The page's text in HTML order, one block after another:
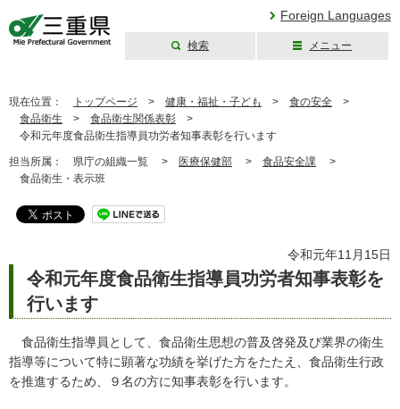
Foreign Languages
検索 メニュー
現在位置： トップページ > 健康・福祉・子ども > 食の安全 >
食品衛生 > 食品衛生関係表彰 >
令和元年度食品衛生指導員功労者知事表彰を行います
担当所属： 県庁の組織一覧 > 医療保健部 > 食品安全課 >
食品衛生・表示班
令和元年11月15日
令和元年度食品衛生指導員功労者知事表彰を
行います
食品衛生指導員として、食品衛生思想の普及啓発及び業界の衛生
指導等について特に顕著な功績を挙げた方をたたえ、食品衛生行政
を推進するため、９名の方に知事表彰を行います。